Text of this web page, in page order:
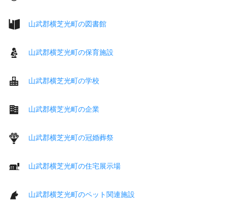
山武郡横芝光町の図書館
山武郡横芝光町の保育施設
山武郡横芝光町の学校
山武郡横芝光町の企業
山武郡横芝光町の冠婚葬祭
山武郡横芝光町の住宅展示場
山武郡横芝光町のペット関連施設